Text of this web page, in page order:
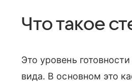
Что такое
Это уровень
вида. В основном это